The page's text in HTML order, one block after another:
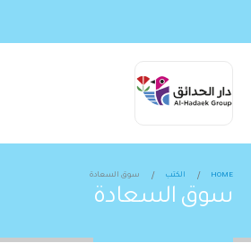
HOME الكتب سوق السعادة
سوق السعادة